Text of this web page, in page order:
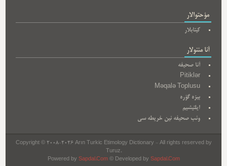
مؤحتوالار
کیتابلار
آنا مئنولار
آنا صحیفه
Pitiklər
Məqalə Toplusu
بیزه گؤره
ایلتیشیم
وئب صحیفه نین خریطه سی
Copyright © 2008-2026 Arın Turkic Etimology Dictionary - All rights reserved by
Turuz.
Powered by Sapdal.Com© Developed by Sapdal.Com